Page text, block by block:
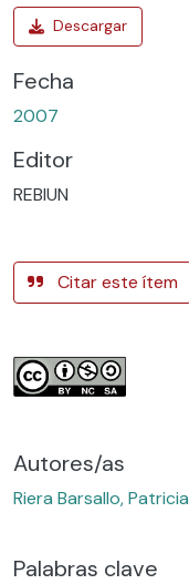
Fecha
2007
Editor
REBIUN
Citar este ítem
Autores/as
Riera Barsallo, Patricia
Palabras clave